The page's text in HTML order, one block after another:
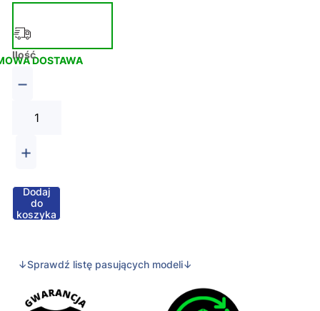
DOSTAWA
Ilość
−
+
Dodaj
do
koszyka
↓Sprawdź listę pasujących modeli↓